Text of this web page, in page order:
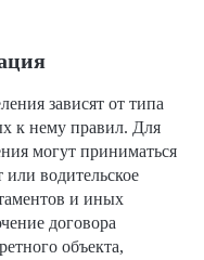
к нему правил. Для
могут приниматься
водительское
и иных
договора
объекта,